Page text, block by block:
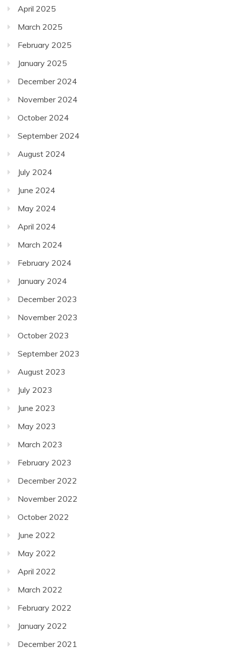
April 2025
March 2025
February 2025
January 2025
December 2024
November 2024
October 2024
September 2024
August 2024
July 2024
June 2024
May 2024
April 2024
March 2024
February 2024
January 2024
December 2023
November 2023
October 2023
September 2023
August 2023
July 2023
June 2023
May 2023
March 2023
February 2023
December 2022
November 2022
October 2022
June 2022
May 2022
April 2022
March 2022
February 2022
January 2022
December 2021